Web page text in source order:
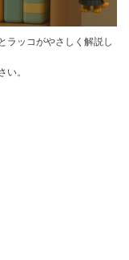
ラッコがやさしく解説し
い。